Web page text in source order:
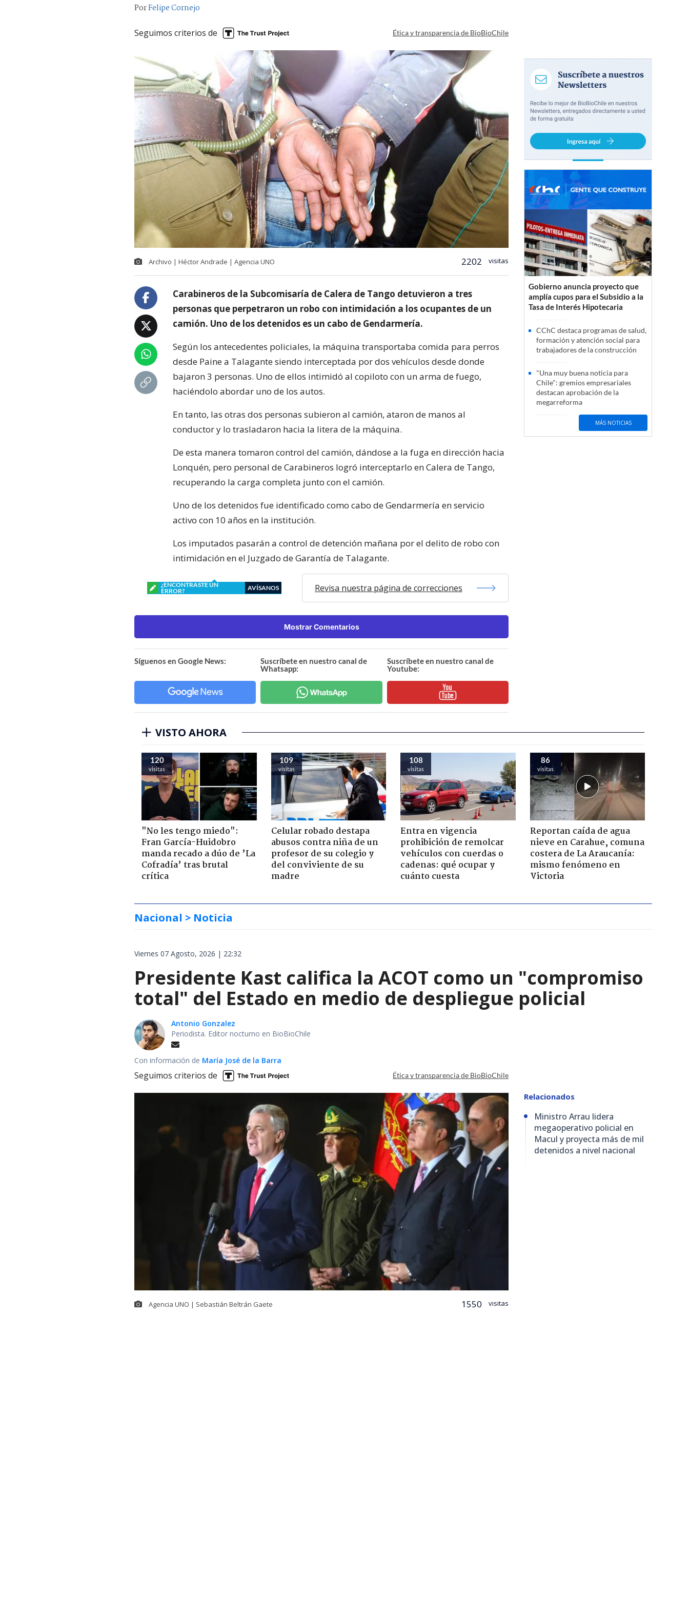
PorFelipe Cornejo
Seguimos criterios de Ética y transparencia de BioBioChile
Archivo | Héctor Andrade | Agencia UNO 2202 visitas
Carabineros de la Subcomisaría de Calera de Tango detuvieron a tres
personas que perpetraron un robo con intimidación a los ocupantes de un
camión. Uno de los detenidos es un cabo de Gendarmería.
Según los antecedentes policiales, la máquina transportaba comida para perros
desde Paine a Talagante siendo interceptada por dos vehículos desde donde
bajaron 3 personas. Uno de ellos intimidó al copiloto con un arma de fuego,
haciéndolo abordar uno de los autos.
En tanto, las otras dos personas subieron al camión, ataron de manos al
conductor y lo trasladaron hacia la litera de la máquina.
De esta manera tomaron control del camión, dándose a la fuga en dirección hacia
Lonquén, pero personal de Carabineros logró interceptarlo en Calera de Tango,
recuperando la carga completa junto con el camión.
Uno de los detenidos fue identificado como cabo de Gendarmería en servicio
activo con 10 años en la institución.
Los imputados pasarán a control de detención mañana por el delito de robo con
intimidación en el Juzgado de Garantía de Talagante.
¿ENCONTRASTE UN
ERROR?
AVÍSANOS Revisa nuestra página de correcciones
Mostrar Comentarios
Síguenos en Google News:
Suscríbete en nuestro canal de
Whatsapp:
Suscríbete en nuestro canal de
Youtube:
Gobierno anuncia proyecto que
amplía cupos para el Subsidio a la
Tasa de Interés Hipotecaria
CChC destaca programas de salud,
formación y atención social para
trabajadores de la construcción
"Una muy buena noticia para
Chile": gremios empresariales
destacan aprobación de la
megarreforma
MÁS NOTICIAS
VISTO AHORA
120
visitas
"No les tengo miedo":
Fran García-Huidobro
manda recado a dúo de ’La
Cofradía’ tras brutal
crítica
109
visitas
Celular robado destapa
abusos contra niña de un
profesor de su colegio y
del conviviente de su
madre
108
visitas
Entra en vigencia
prohibición de remolcar
vehículos con cuerdas o
cadenas: qué ocupar y
cuánto cuesta
86
visitas
Reportan caída de agua
nieve en Carahue, comuna
costera de La Araucanía:
mismo fenómeno en
Victoria
Nacional > Noticia
Viernes 07 Agosto, 2026 | 22:32
Presidente Kast califica la ACOT como un "compromiso
total" del Estado en medio de despliegue policial
Antonio Gonzalez
Periodista. Editor nocturno en BioBioChile
Con información de María José de la Barra
Seguimos criterios de Ética y transparencia de BioBioChile
Agencia UNO | Sebastián Beltrán Gaete 1550 visitas
Relacionados
Ministro Arrau lidera
megaoperativo policial en
Macul y proyecta más de mil
detenidos a nivel nacional